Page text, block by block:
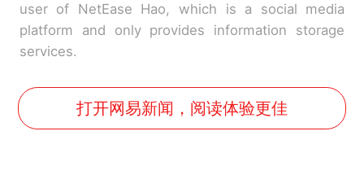
user of NetEase Hao, which is a social media
platform and only provides information storage
services.
打开网易新闻，阅读体验更佳